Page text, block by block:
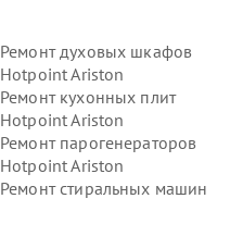
Ремонт духовых шкафов
Hotpoint Ariston
Ремонт кухонных плит
Hotpoint Ariston
Ремонт парогенераторов
Hotpoint Ariston
Ремонт стиральных машин